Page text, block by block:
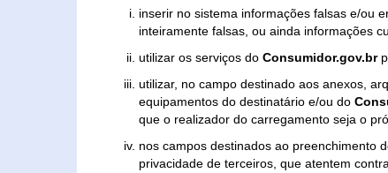
inserir no sistema informações falsas e/ou
inteiramente falsas, ou ainda informações
utilizar os serviços do Consumidor.gov.br
utilizar, no campo destinado aos anexos,
equipamentos do destinatário e/ou do
que o realizador do carregamento seja o
nos campos destinados ao preenchimento
privacidade de terceiros, que atentem